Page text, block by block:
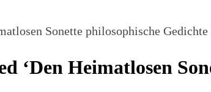
Sonette philosophische
‘Den Heimatlosen